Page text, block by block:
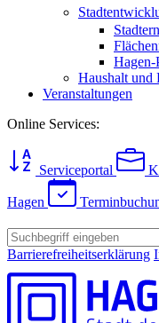
Hagen-
Haushalt und
Veranstaltungen
Online Services:
Serviceportal
Hagen
Barrierefreiheitserklärung